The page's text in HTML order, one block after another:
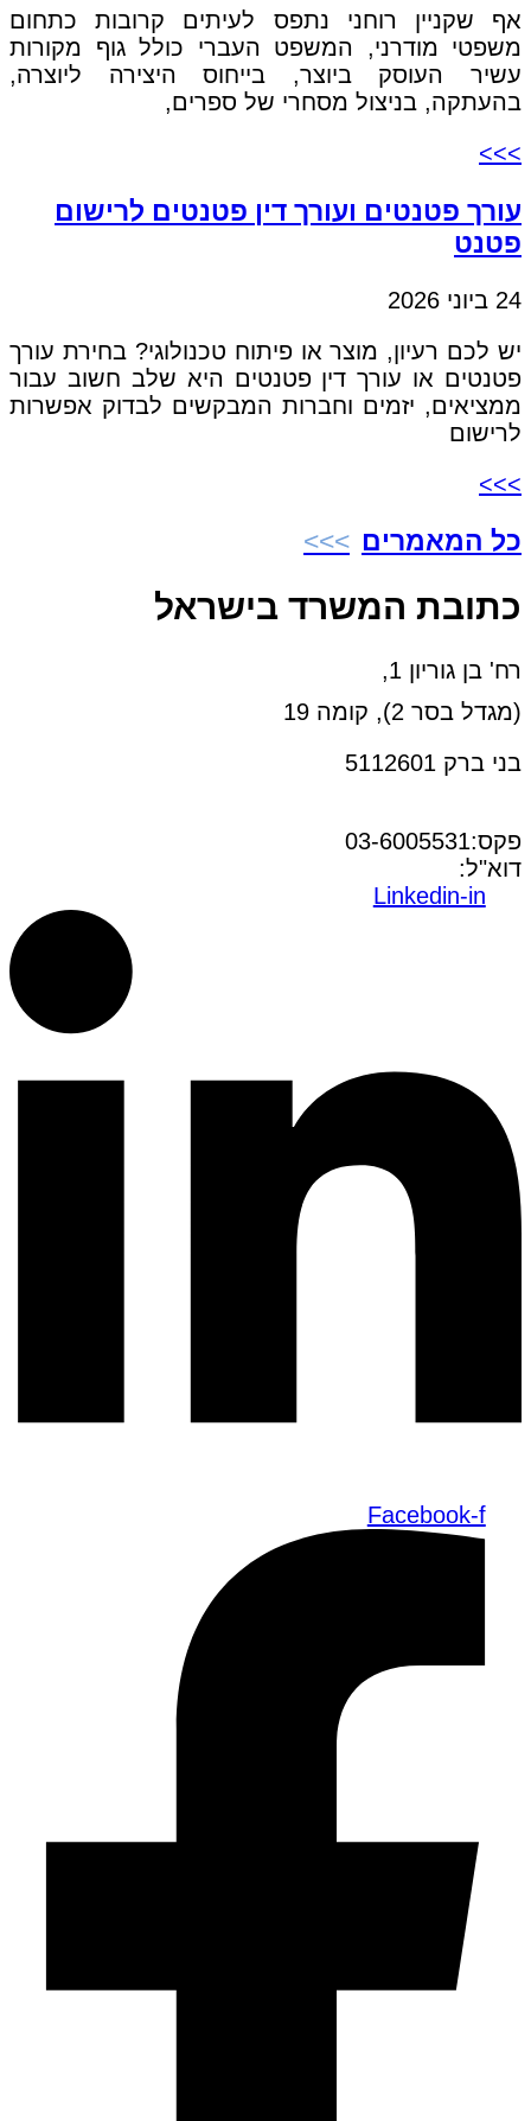
אף שקניין רוחני נתפס לעיתים קרובות כתחום
משפטי מודרני, המשפט העברי כולל גוף מקורות
עשיר העוסק ביוצר, בייחוס היצירה ליוצרה,
בהעתקה, בניצול מסחרי של ספרים,
>>>
עורך פטנטים ועורך דין פטנטים לרישום
פטנט
24 ביוני 2026
יש לכם רעיון, מוצר או פיתוח טכנולוגי? בחירת עורך
פטנטים או עורך דין פטנטים היא שלב חשוב עבור
ממציאים, יזמים וחברות המבקשים לבדוק אפשרות
לרישום
>>>
כל המאמרים
כתובת המשרד בישראל
רח' בן גוריון 1,
(מגדל בסר 2), קומה 19
בני ברק 5112601
פקס:03-6005531
דוא"ל:
Linkedin-in
Facebook-f